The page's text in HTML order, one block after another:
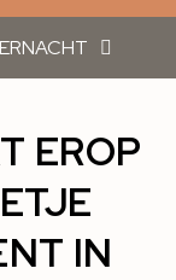
EROP
IN